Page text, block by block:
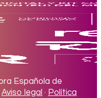
Española de
Aviso legal · Política